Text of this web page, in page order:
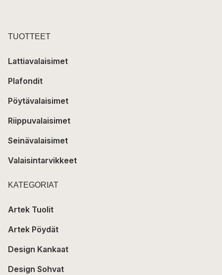
TUOTTEET
Lattiavalaisimet
Plafondit
Pöytävalaisimet
Riippuvalaisimet
Seinävalaisimet
Valaisintarvikkeet
KATEGORIAT
Artek Tuolit
Artek Pöydät
Design Kankaat
Design Sohvat